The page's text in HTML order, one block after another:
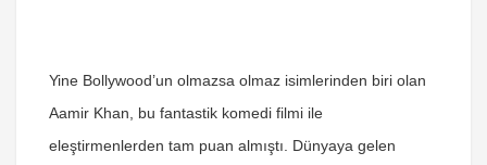
Yine Bollywood’un olmazsa olmaz isimlerinden biri olan
Aamir Khan, bu fantastik komedi filmi ile
eleştirmenlerden tam puan almıştı. Dünyaya gelen